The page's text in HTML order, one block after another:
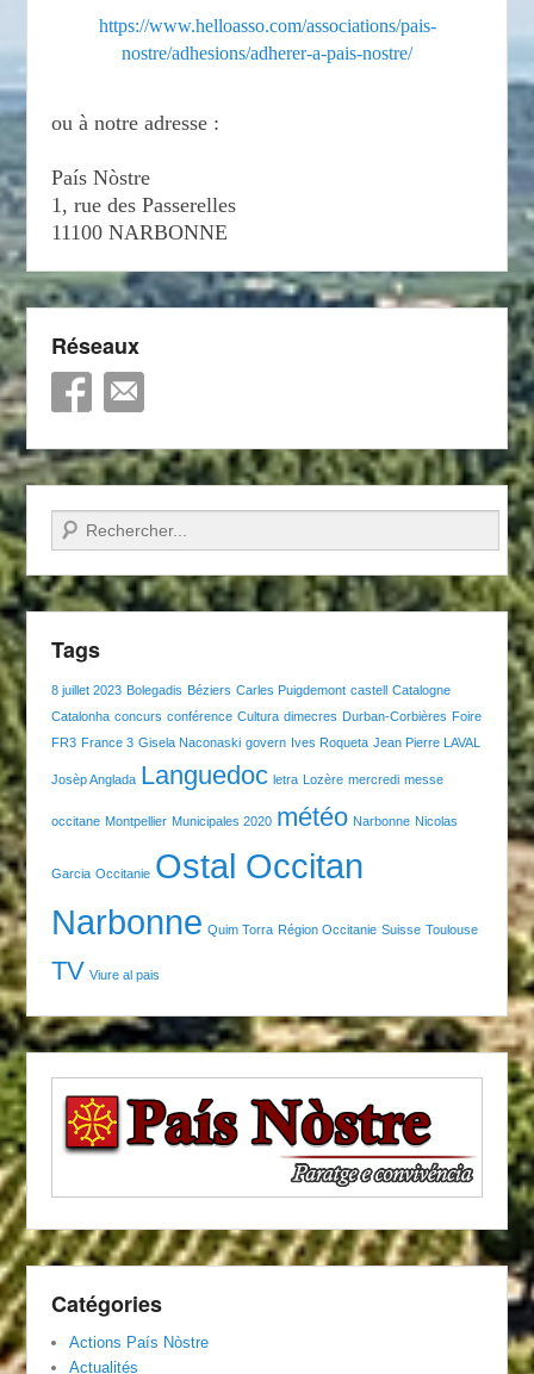
https://www.helloasso.com/associations/pais-
nostre/adhesions/adherer-a-pais-nostre/
ou à notre adresse :
País Nòstre
1, rue des Passerelles
11100 NARBONNE
Réseaux
Recherche
Tags
8 juillet 2023 Bolegadis Béziers Carles Puigdemont castell Catalogne
Catalonha concurs conférence Cultura dimecres Durban-Corbières Foire
FR3 France 3 Gisela Naconaski govern Ives Roqueta Jean Pierre LAVAL
Josèp Anglada Languedoc letra Lozère mercredi messe
occitane Montpellier Municipales 2020 météo Narbonne Nicolas
Garcia Occitanie Ostal Occitan
Narbonne Quim Torra Région Occitanie Suisse Toulouse
TV Viure al pais
Catégories
Actions País Nòstre
Actualités